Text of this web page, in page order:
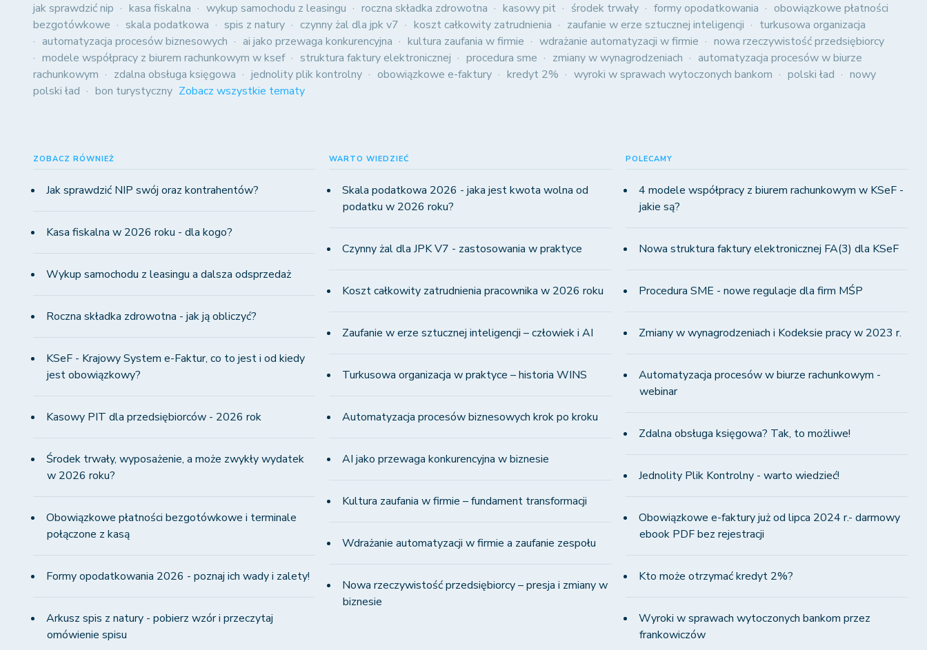
jak sprawdzić nip kasa fiskalna wykup samochodu z leasingu roczna składka zdrowotna kasowy pit środek trwały formy opodatkowania
obowiązkowe płatności
bezgotówkowe
skala podatkowa spis z natury czynny żal dla jpk v7 koszt całkowity zatrudnienia zaufanie w erze sztucznej inteligencji
turkusowa organizacja
automatyzacja procesów biznesowych
ai jako przewaga konkurencyjna kultura zaufania w firmie wdrażanie automatyzacji w firmie
nowa rzeczywistość przedsiębiorcy
modele współpracy z biurem rachunkowym w ksef
struktura faktury elektronicznej procedura sme zmiany w wynagrodzeniach
automatyzacja procesów w biurze
rachunkowym
zdalna obsługa księgowa jednolity plik kontrolny obowiązkowe e-faktury kredyt 2% wyroki w sprawach wytoczonych bankom polski ład
nowy
polski ład
bon turystyczny Zobacz wszystkie tematy
ZOBACZ RÓWNIEŻ
Jak sprawdzić NIP swój oraz kontrahentów?
Kasa fiskalna w 2026 roku - dla kogo?
Wykup samochodu z leasingu a dalsza odsprzedaż
Roczna składka zdrowotna - jak ją obliczyć?
KSeF - Krajowy System e-Faktur, co to jest i od kiedy
jest obowiązkowy?
Kasowy PIT dla przedsiębiorców - 2026 rok
Środek trwały, wyposażenie, a może zwykły wydatek
w 2026 roku?
Obowiązkowe płatności bezgotówkowe i terminale
połączone z kasą
Formy opodatkowania 2026 - poznaj ich wady i zalety!
Arkusz spis z natury - pobierz wzór i przeczytaj
omówienie spisu
WARTO WIEDZIEĆ
Skala podatkowa 2026 - jaka jest kwota wolna od
podatku w 2026 roku?
Czynny żal dla JPK V7 - zastosowania w praktyce
Koszt całkowity zatrudnienia pracownika w 2026 roku
Zaufanie w erze sztucznej inteligencji – człowiek i AI
Turkusowa organizacja w praktyce – historia WINS
Automatyzacja procesów biznesowych krok po kroku
AI jako przewaga konkurencyjna w biznesie
Kultura zaufania w firmie – fundament transformacji
Wdrażanie automatyzacji w firmie a zaufanie zespołu
Nowa rzeczywistość przedsiębiorcy – presja i zmiany w
biznesie
POLECAMY
4 modele współpracy z biurem rachunkowym w KSeF -
jakie są?
Nowa struktura faktury elektronicznej FA(3) dla KSeF
Procedura SME - nowe regulacje dla firm MŚP
Zmiany w wynagrodzeniach i Kodeksie pracy w 2023 r.
Automatyzacja procesów w biurze rachunkowym -
webinar
Zdalna obsługa księgowa? Tak, to możliwe!
Jednolity Plik Kontrolny - warto wiedzieć!
Obowiązkowe e-faktury już od lipca 2024 r.- darmowy
ebook PDF bez rejestracji
Kto może otrzymać kredyt 2%?
Wyroki w sprawach wytoczonych bankom przez
frankowiczów